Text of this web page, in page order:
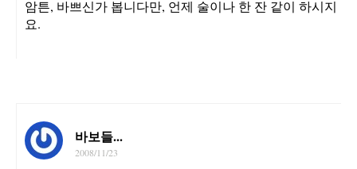
암튼, 바쁘신가 봅니다만, 언제 술이나 한 잔 같이 하시지
요.
바보들...
2008/11/23